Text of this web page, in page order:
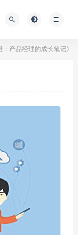
：产品经理的成长笔记》